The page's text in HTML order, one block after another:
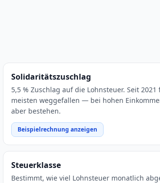
Solidaritätszuschlag
5,5 % Zuschlag auf die Lohnsteuer. Seit
meisten weggefallen — bei hohen
aber bestehen.
Beispielrechnung anzeigen
Steuerklasse
Bestimmt, wie viel Lohnsteuer monatlich